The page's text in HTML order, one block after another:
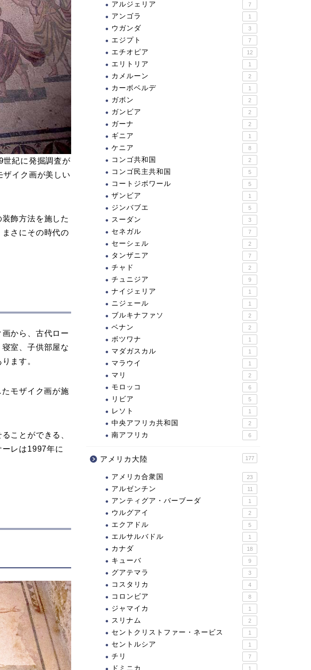
世紀に発掘調査が
ザイク画が美しい
飾方法を施した
さにその時代の
から、古代ロー
室、子供部屋な
ます。
モザイク画が施
ことができる、
レは1997年に
アルジェリア 7
アンゴラ 1
ウガンダ 3
エジプト 7
エチオピア 12
エリトリア 1
カメルーン 2
カーボベルデ 1
ガボン 2
ガンビア 2
ガーナ 2
ギニア 1
ケニア 8
コンゴ共和国 2
コンゴ民主共和国 5
コートジボワール 5
ザンビア 1
ジンバブエ 5
スーダン 3
セネガル 7
セーシェル 2
タンザニア 7
チャド 2
チュニジア 9
ナイジェリア 1
ニジェール 1
ブルキナファソ 2
ベナン 2
ボツワナ 1
マダガスカル 1
マラウイ 1
マリ 2
モロッコ 6
リビア 5
レソト 1
中央アフリカ共和国 2
南アフリカ 6
アメリカ大陸 177
アメリカ合衆国 23
アルゼンチン 11
アンティグア・バーブーダ 1
ウルグアイ 2
エクアドル 5
エルサルバドル 1
カナダ 18
キューバ 9
グアテマラ 3
コスタリカ 4
コロンビア 8
ジャマイカ 1
スリナム 2
セントクリストファー・ネービス 1
セントルシア 1
チリ 7
ドミニカ 1